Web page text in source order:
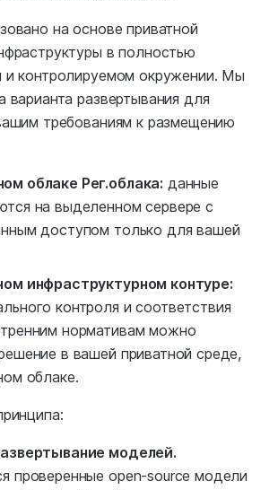
на основе приватной
в полностью
и контролируемом окружении. Мы
варианта развертывания для
требованиям к размещению
облаке Рег.облака: данные
на выделенном сервере с
доступом только для вашей
инфраструктурном контуре:
контроля и соответствия
нормативам можно
в вашей приватной среде,
облаке.
моделей.
проверенные open-source модели